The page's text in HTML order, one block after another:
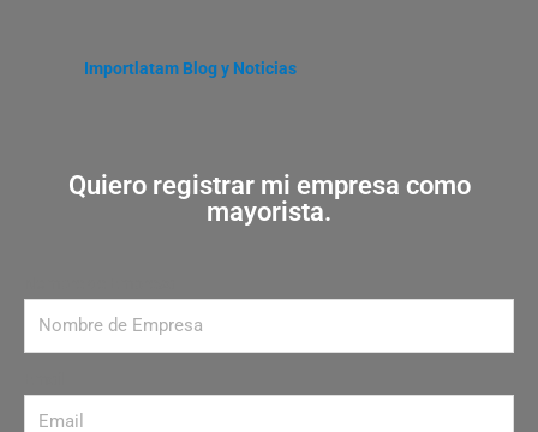
Importlatam Blog y Noticias
Quiero registrar mi empresa como
mayorista.